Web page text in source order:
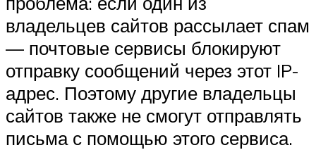
владельцев сайтов рассылает спам
— почтовые сервисы блокируют
отправку сообщений через этот IP-
адрес. Поэтому другие владельцы
сайтов также не смогут отправлять
письма с помощью этого сервиса.